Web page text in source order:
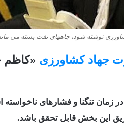
نوشته شود، چاههای نفت بسته می
جهاد کشاورزی «کاظم
تنگنا و فشارهای
این بخش قابل تحقق باشد.